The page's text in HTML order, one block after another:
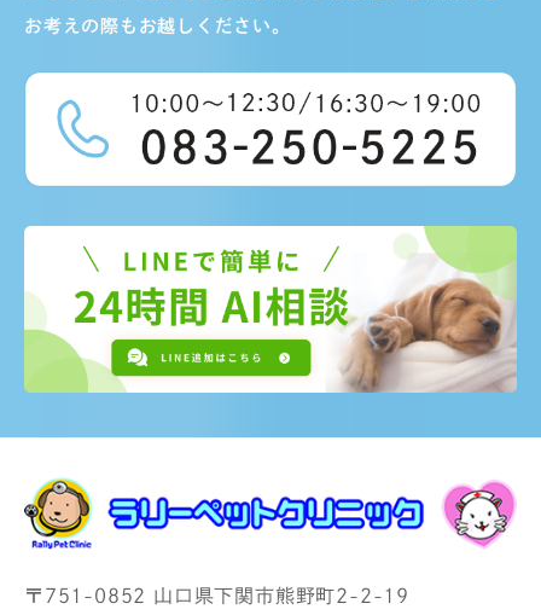
お考えの際もお越しください。
〒751-0852 山口県下関市熊野町2-2-19